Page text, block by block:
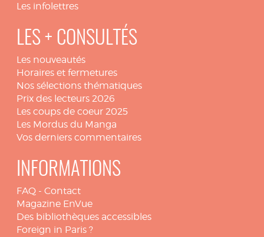
Les infolettres
LES + CONSULTÉS
Les nouveautés
Horaires et fermetures
Nos sélections thématiques
Prix des lecteurs 2026
Les coups de coeur 2025
Les Mordus du Manga
Vos derniers commentaires
INFORMATIONS
FAQ - Contact
Magazine EnVue
Des bibliothèques accessibles
Foreign in Paris ?